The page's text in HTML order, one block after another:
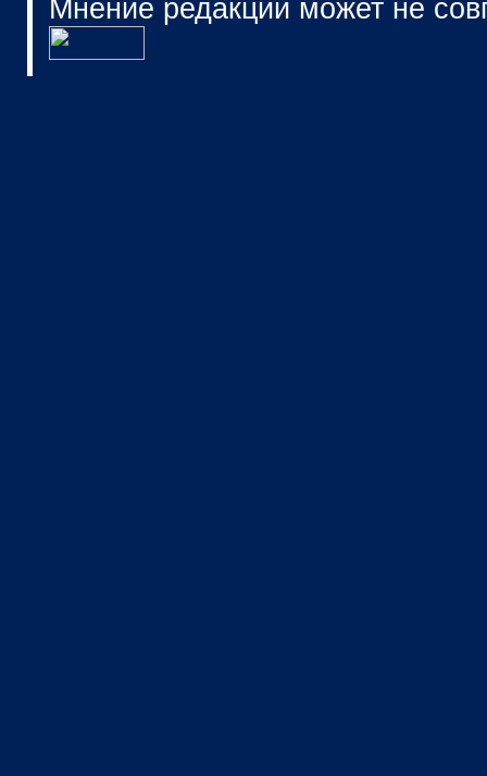
Мнение редакции может не